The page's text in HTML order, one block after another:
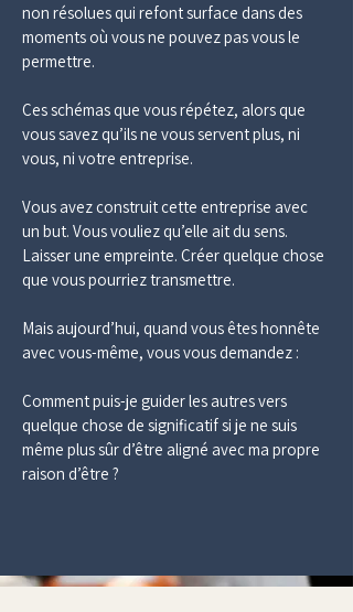
non résolues qui refont surface dans des
moments où vous ne pouvez pas vous le
permettre.
Ces schémas que vous répétez, alors que
vous savez qu’ils ne vous servent plus, ni
vous, ni votre entreprise.
Vous avez construit cette entreprise avec
un but. Vous vouliez qu’elle ait du sens.
Laisser une empreinte. Créer quelque chose
que vous pourriez transmettre.
Mais aujourd’hui, quand vous êtes honnête
avec vous-même, vous vous demandez :
Comment puis-je guider les autres vers
quelque chose de significatif si je ne suis
même plus sûr d’être aligné avec ma propre
raison d’être ?